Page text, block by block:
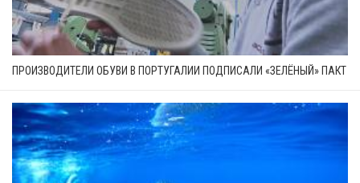
ПРОИЗВОДИТЕЛИ ОБУВИ В ПОРТУГАЛИИ ПОДПИСАЛИ «ЗЕЛЁНЫЙ» ПАКТ